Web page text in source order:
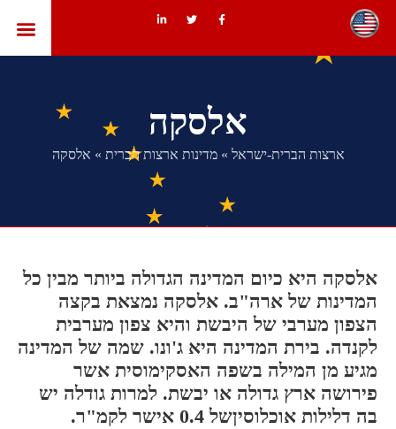
אלסקה
ארצות הברית-ישראל »מדינות ארצות הברית » אלסקה
אלסקה היא כיום המדינה הגדולה ביותר מבין כל
המדינות של ארה"ב. אלסקה נמצאת בקצה
הצפון מערבי של היבשת והיא צפון מערבית
לקנדה. בירת המדינה היא ג'ונו. שמה של המדינה
מגיע מן המילה בשפה האסקימוסית אשר
פירושה ארץ גדולה או יבשת. למרות גודלה יש
בה דלילות אוכלוסיןשל 0.4 אישר לקמ"ר.